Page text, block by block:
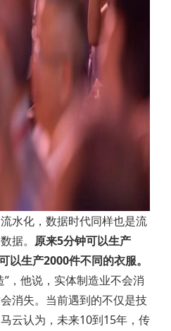
水化，数据时代同样也是流
据。 原来5分钟可以生产
以生产2000件不同的衣服。
，他说，实体制造业不会消
消失。当前遇到的不仅是技
云认为，未来10到15年，传